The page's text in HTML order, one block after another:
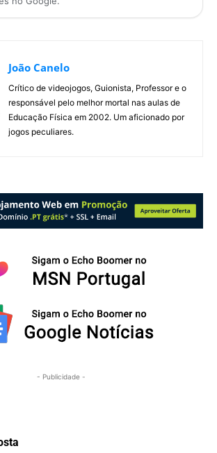
João Canelo
Crítico de videojogos, Guionista, Professor e o
responsável pelo melhor mortal nas aulas de
Educação Física em 2002. Um aficionado por
jogos peculiares.
- Publicidade -